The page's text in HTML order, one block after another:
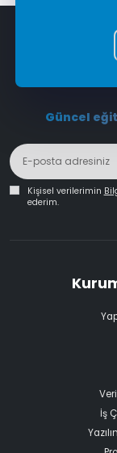
Güncel
Kişisel verilerimin
ederim.
İş